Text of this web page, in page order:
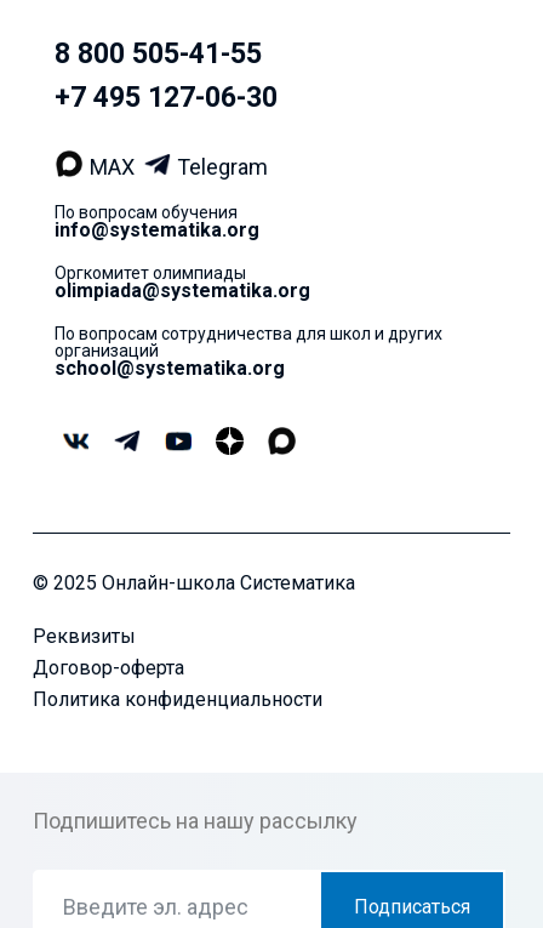
8 800 505-41-55
+7 495 127-06-30
MAX Telegram
По вопросам обучения
info@systematika.org
Оргкомитет олимпиады
olimpiada@systematika.org
По вопросам сотрудничества для школ и других
организаций
school@systematika.org
© 2025 Онлайн-школа Систематика
Реквизиты
Договор-оферта
Политика конфиденциальности
Подпишитесь на нашу рассылку
Подписаться